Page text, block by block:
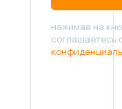
нажимая на
соглашаетесь